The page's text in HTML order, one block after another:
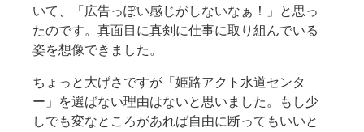
いて、
「広告っぽい感じがしないなぁ！」と思っ
たのです。真面目に真剣に仕事に取り組んでいる
姿を想像できました。
ちょっと大げさですが「姫路アクト水道センタ
ー」を選ばない理由はないと思いました。
もし少
しでも変なところがあれば自由に断ってもいいと